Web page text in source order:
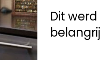
Dit